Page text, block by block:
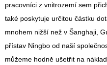
pracovníci z vnitrozemí sem
také poskytuje určitou částku
mnohem nižší než v Šanghaji,
přístav Ningbo od naší
můžeme hodně ušetřit na